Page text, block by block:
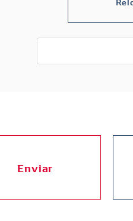
Enviar